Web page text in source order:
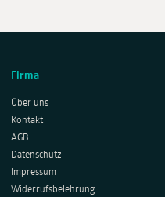
Firma
Über uns
Kontakt
AGB
Datenschutz
Impressum
Widerrufsbelehrung